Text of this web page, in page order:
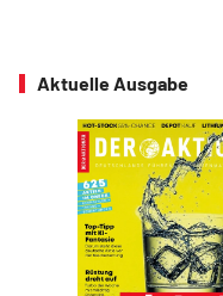
Aktuelle Ausgabe